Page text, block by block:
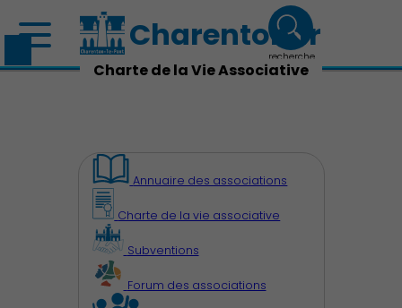
Découvrir Charenton
Charenton.fr
recherche
Charte de la Vie Associative
Annuaire des associations
Charte de la vie associative
Subventions
Forum des associations